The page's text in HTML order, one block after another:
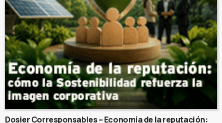
Dosier Corresponsables – Economía de la reputación: